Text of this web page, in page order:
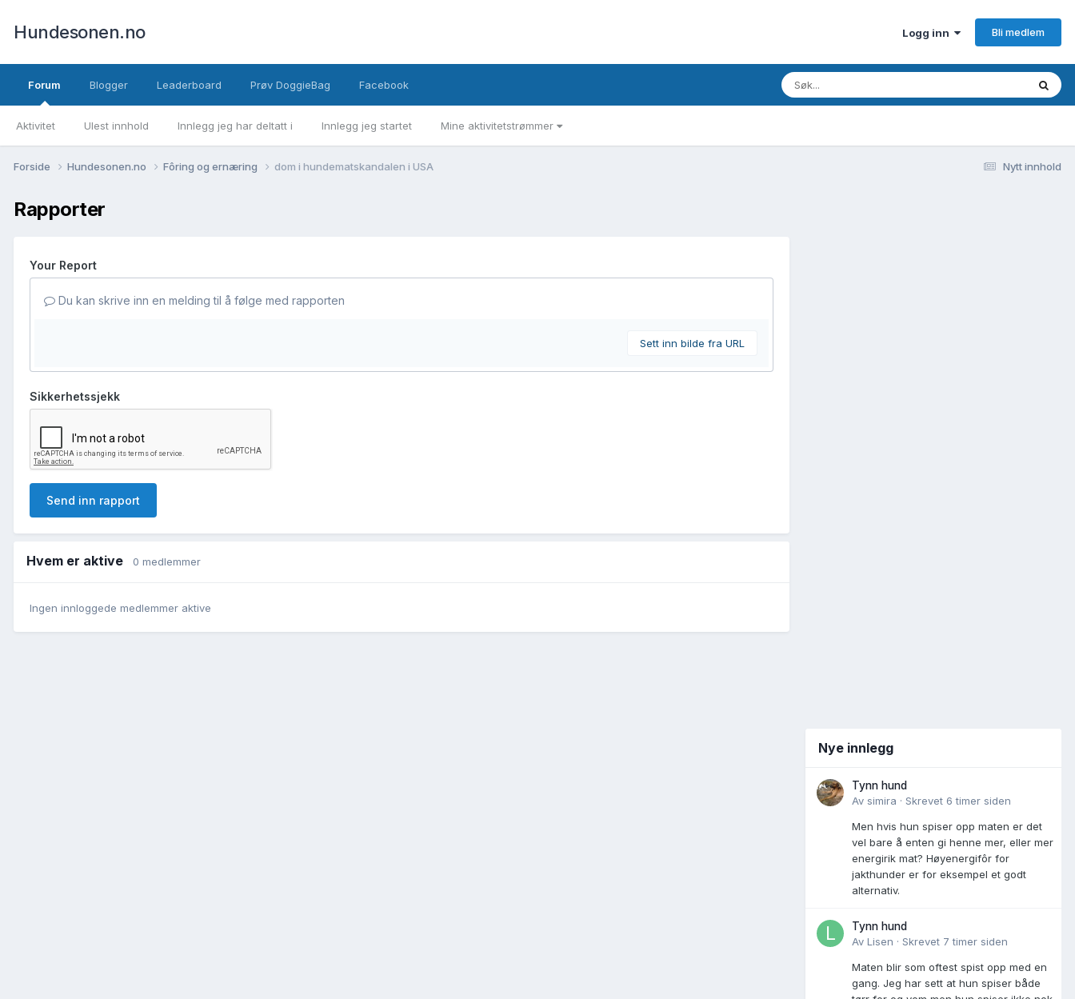
Hundesonen.no Logg inn Bli medlem
Forum
Aktivitet Ulest innhold Innlegg jeg har deltatt i Innlegg jeg startet Mine aktivitetstrømmer
Blogger Leaderboard Prøv DoggieBag Facebook
Nytt innhold
Forside Hundesonen.no Fôring og ernæring dom i hundematskandalen i USA
Rapporter
Your Report
Du kan skrive inn en melding til å følge med rapporten
Sett inn bilde fra URL
Sikkerhetssjekk
Send inn rapport
Hvem er aktive 0 medlemmer
Ingen innloggede medlemmer aktive
Nye innlegg
Tynn hund
Av simira · Skrevet 6 timer siden
Men hvis hun spiser opp maten er det
vel bare å enten gi henne mer, eller mer
energirik mat? Høyenergifôr for
jakthunder er for eksempel et godt
alternativ.
Tynn hund
Av Lisen · Skrevet 7 timer siden
Maten blir som oftest spist opp med en
gang. Jeg har sett at hun spiser både